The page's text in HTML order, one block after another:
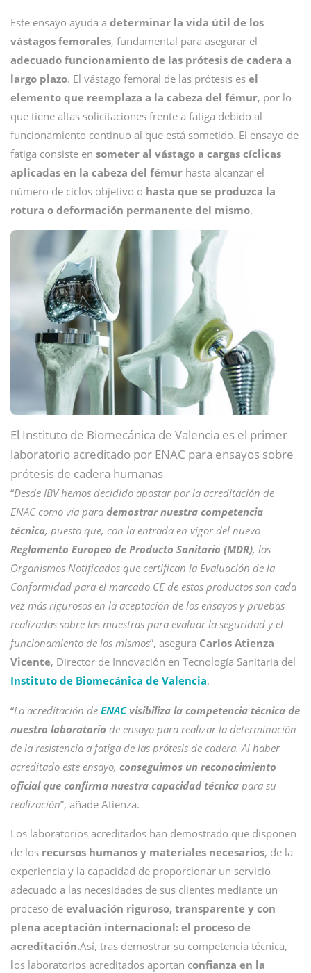
Este ensayo ayuda a determinar la vida útil de los
vástagos femorales, fundamental para asegurar el
adecuado funcionamiento de las prótesis de cadera a
largo plazo. El vástago femoral de las prótesis es el
elemento que reemplaza a la cabeza del fémur, por lo
que tiene altas solicitaciones frente a fatiga debido al
funcionamiento continuo al que está sometido. El ensayo de
fatiga consiste en someter al vástago a cargas cíclicas
aplicadas en la cabeza del fémur hasta alcanzar el
número de ciclos objetivo o hasta que se produzca la
rotura o deformación permanente del mismo.
El Instituto de Biomecánica de Valencia es el primer
laboratorio acreditado por ENAC para ensayos sobre
prótesis de cadera humanas
“Desde IBV hemos decidido apostar por la acreditación de
ENAC como vía para demostrar nuestra competencia
técnica, puesto que, con la entrada en vigor del nuevo
Reglamento Europeo de Producto Sanitario (MDR), los
Organismos Notificados que certifican la Evaluación de la
Conformidad para el marcado CE de estos productos son cada
vez más rigurosos en la aceptación de los ensayos y pruebas
realizadas sobre las muestras para evaluar la seguridad y el
funcionamiento de los mismos”, asegura Carlos Atienza
Vicente, Director de Innovación en Tecnología Sanitaria del
Instituto de Biomecánica de Valencia.
“La acreditación de ENAC visibiliza la competencia técnica de
nuestro laboratorio de ensayo para realizar la determinación
de la resistencia a fatiga de las prótesis de cadera. Al haber
acreditado este ensayo, conseguimos un reconocimiento
oficial que confirma nuestra capacidad técnica para su
realización”, añade Atienza.
Los laboratorios acreditados han demostrado que disponen
de los recursos humanos y materiales necesarios, de la
experiencia y la capacidad de proporcionar un servicio
adecuado a las necesidades de sus clientes mediante un
proceso de evaluación riguroso, transparente y con
plena aceptación internacional: el proceso de
acreditación.Así, tras demostrar su competencia técnica,
los laboratorios acreditados aportan confianza en la